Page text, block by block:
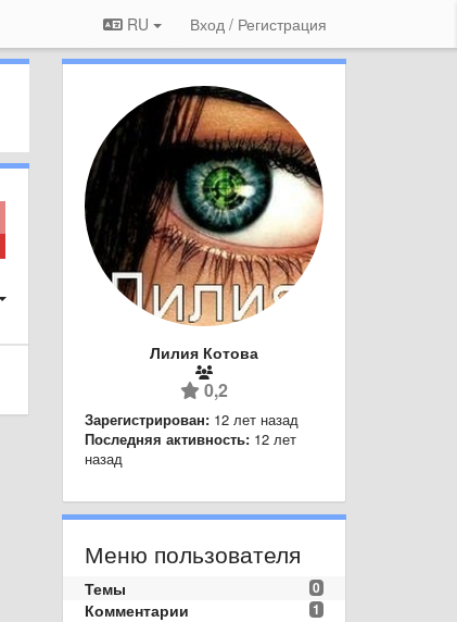
RU Вход / Регистрация
Лилия Котова
0,2
Зарегистрирован: 12 лет назад
Последняя активность: 12 лет
назад
Меню пользователя
0
Темы
1
Комментарии